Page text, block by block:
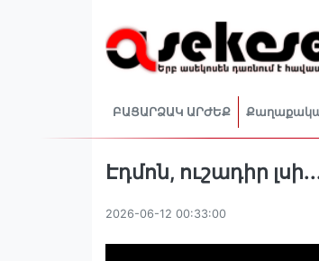
ԲԱՑԱՐՁԱԿ ԱՐԺԵՔ
Էդմոն, ուշադիր
2026-06-12 00:33:00